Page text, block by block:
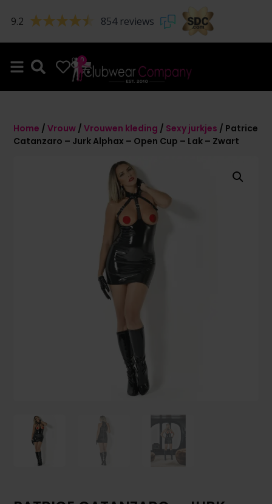
9.2 854 reviews
0 0
Home /Vrouw /Vrouwen kleding / Sexy jurkjes / Patrice
Catanzaro – Jurk Alphax – Open Cup – Lak – Zwart